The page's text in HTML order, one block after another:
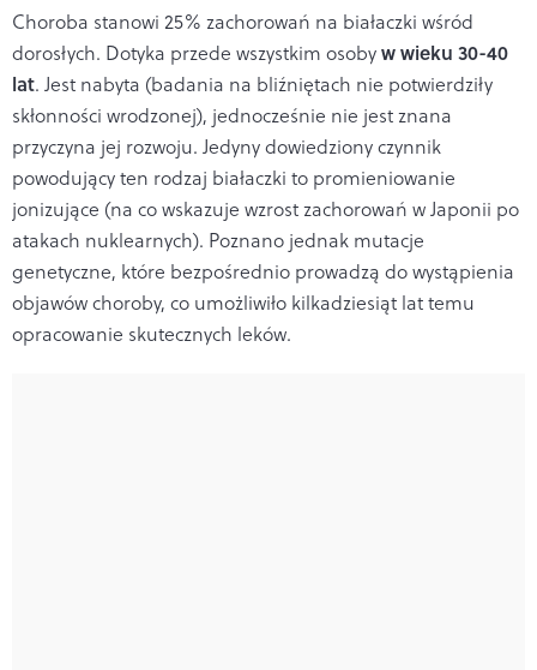
Choroba stanowi 25% zachorowań na białaczki wśród
dorosłych. Dotyka przede wszystkim osobyw wieku 30-40
lat. Jest nabyta (badania na bliźniętach nie potwierdziły
skłonności wrodzonej), jednocześnie nie jest znana
przyczyna jej rozwoju. Jedyny dowiedziony czynnik
powodujący ten rodzaj białaczki to promieniowanie
jonizujące (na co wskazuje wzrost zachorowań w Japonii po
atakach nuklearnych). Poznano jednak mutacje
genetyczne, które bezpośrednio prowadzą do wystąpienia
objawów choroby, co umożliwiło kilkadziesiąt lat temu
opracowanie skutecznych leków.